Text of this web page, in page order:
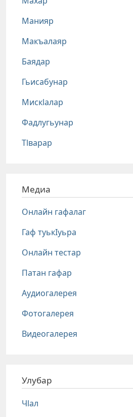
Манияр
Макъалаяр
Баядар
Гьисабунар
Мискlалар
Фадлугьунар
Тlварар
Медиа
Онлайн гафалаг
Гаф туькIуьра
Онлайн тестар
Патан гафар
Аудиогалерея
Фотогалерея
Видеогалерея
Улубар
Чlал